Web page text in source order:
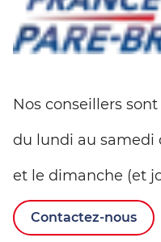
Nos conseillers
du lundi au samedi
et le dimanche (et
Contactez-nous